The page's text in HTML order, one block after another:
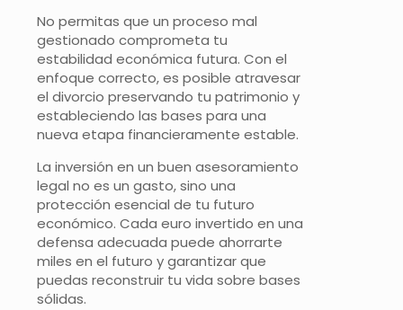
No permitas que un proceso mal
gestionado comprometa tu
estabilidad económica futura. Con el
enfoque correcto, es posible atravesar
el divorcio preservando tu patrimonio y
estableciendo las bases para una
nueva etapa financieramente estable.
La inversión en un buen asesoramiento
legal no es un gasto, sino una
protección esencial de tu futuro
económico. Cada euro invertido en una
defensa adecuada puede ahorrarte
miles en el futuro y garantizar que
puedas reconstruir tu vida sobre bases
sólidas.